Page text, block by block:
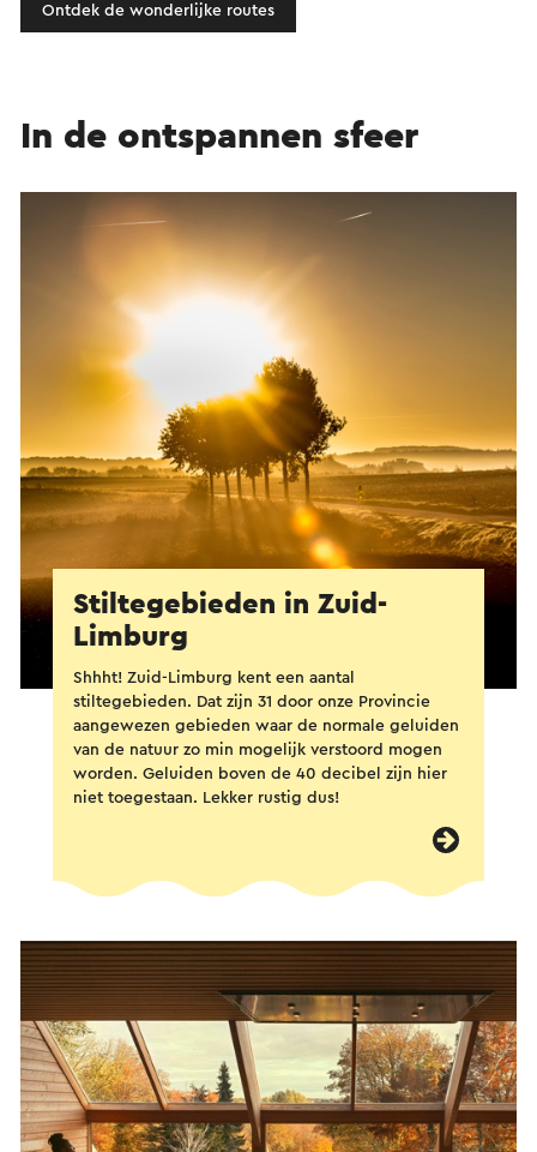
Ontdek de wonderlijke routes
In de ontspannen sfeer
Stiltegebieden in Zuid-
Limburg
Shhht! Zuid-Limburg kent een aantal
stiltegebieden. Dat zijn 31 door onze Provincie
aangewezen gebieden waar de normale geluiden
van de natuur zo min mogelijk verstoord mogen
worden. Geluiden boven de 40 decibel zijn hier
niet toegestaan. Lekker rustig dus!